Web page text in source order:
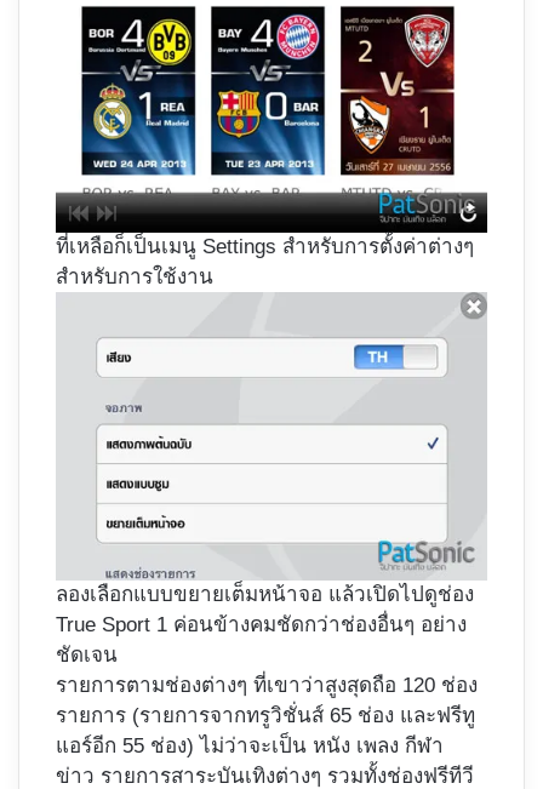
ที่เหลือก็เป็นเมนู Settings สำหรับการตั้งค่าต่างๆ
สำหรับการใช้งาน
ลองเลือกแบบขยายเต็มหน้าจอ แล้วเปิดไปดูช่อง
True Sport 1 ค่อนข้างคมชัดกว่าช่องอื่นๆ อย่าง
ชัดเจน
รายการตามช่องต่างๆ ที่เขาว่าสูงสุดถือ 120 ช่อง
รายการ (รายการจากทรูวิชั่นส์ 65 ช่อง และฟรีทู
แอร์อีก 55 ช่อง) ไม่ว่าจะเป็น หนัง เพลง กีฬา
ข่าว รายการสาระบันเทิงต่างๆ รวมทั้งช่องฟรีทีวี